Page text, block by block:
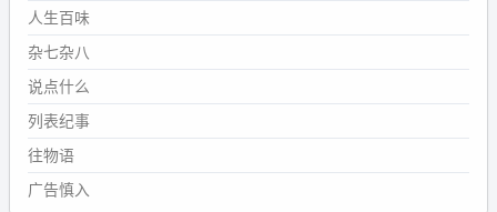
人生百味
杂七杂八
说点什么
列表纪事
往物语
广告慎入